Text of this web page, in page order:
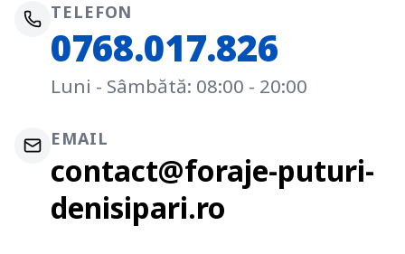
TELEFON
0768.017.826
Luni - Sâmbătă: 08:00 - 20:00
EMAIL
contact@foraje-puturi-
denisipari.ro